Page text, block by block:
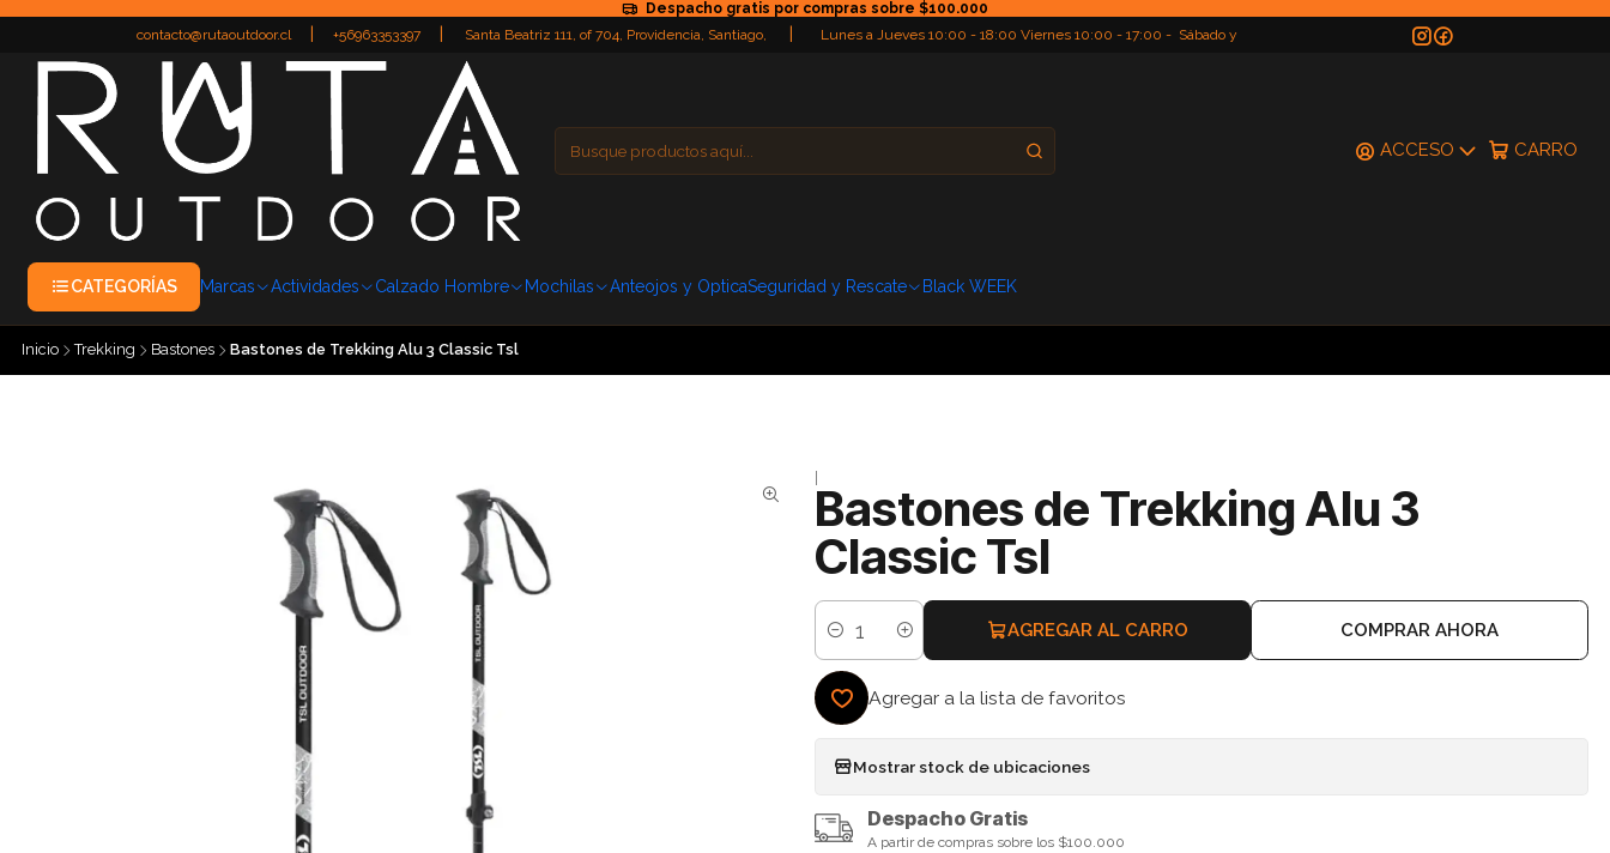
Despacho gratis por compras sobre $100.000
contacto@rutaoutdoor.cl
+56963353397
Santa Beatriz 111, of 704, Providencia, Santiago,
Lunes a Jueves 10:00 - 18:00 Viernes 10:00 - 17:00 - Sábado y
ACCESO CARRO
CATEGORÍAS Marcas Actividades Calzado Hombre Mochilas Anteojos y OpticaSeguridad y Rescate Black WEEK
Inicio Trekking Bastones Bastones de Trekking Alu 3 Classic Tsl
|
Bastones de Trekking Alu 3
Classic Tsl
Cantidad
AGREGAR AL CARRO COMPRAR AHORA
Agregar a la lista de favoritos
Mostrar stock de ubicaciones
Despacho Gratis
A partir de compras sobre los $100.000